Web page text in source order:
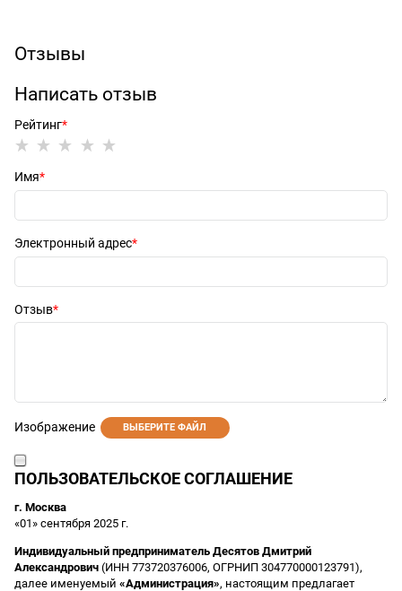
Отзывы
Написать отзыв
Рейтинг
Имя
Электронный адрес
Отзыв
Изображение ВЫБЕРИТЕ ФАЙЛ
ПОЛЬЗОВАТЕЛЬСКОЕ СОГЛАШЕНИЕ
г. Москва
«01» сентября 2025 г.
Индивидуальный предприниматель Десятов Дмитрий
Александрович (ИНН 773720376006, ОГРНИП 304770000123791),
далее именуемый «Администрация», настоящим предлагает